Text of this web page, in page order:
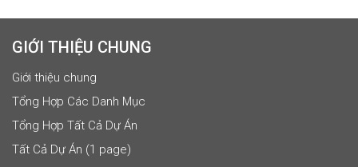
GIỚI THIỆU CHUNG
Giới thiệu chung
Tổng Hợp Các Danh Mục
Tổng Hợp Tất Cả Dự Án
Tất Cả Dự Án (1 page)